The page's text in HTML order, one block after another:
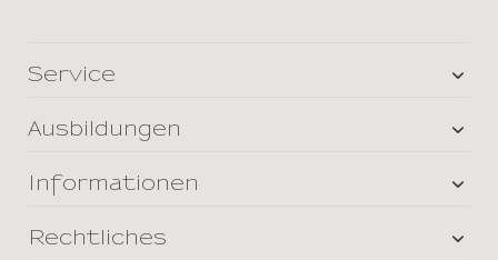
Service
Ausbildungen
Informationen
Rechtliches